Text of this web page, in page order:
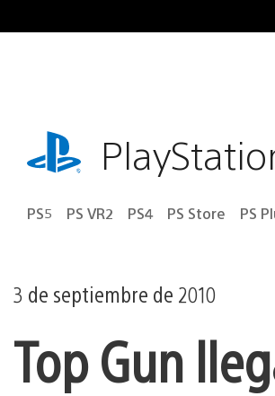
al
playstation.com
PS5 PS VR2 PS4 PS Store PS
3 de septiembre de 2010
Top Gun